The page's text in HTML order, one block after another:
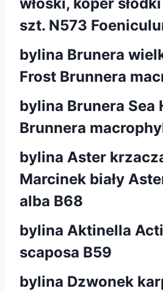
szt. N573
bylina Brunera
Frost Brunnera
bylina Brunera Sea
Brunnera
bylina Aster
Marcinek biały
alba B68
bylina Aktinella
scaposa B59
bylina Dzwonek